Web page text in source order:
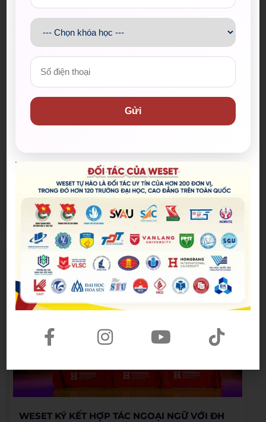
WESET ĐỒNG HÀNH CÙNG “TÔI LÀ CÔNG DÂN
TOÀN CẦU”
WESET vô cùng tự hào khi đồng hành cùng
Cuộc thi “Tôi là Công dân Toàn cầu - Khát vọng
Kỷ nguyên mới” do Ban Chấp hành Đoàn Tỉnh
Gia Lai tổ chức.
15/01/2026
WESET KÝ KẾT HỢP TÁC NGOẠI NGỮ VỚI ĐH
Gửi